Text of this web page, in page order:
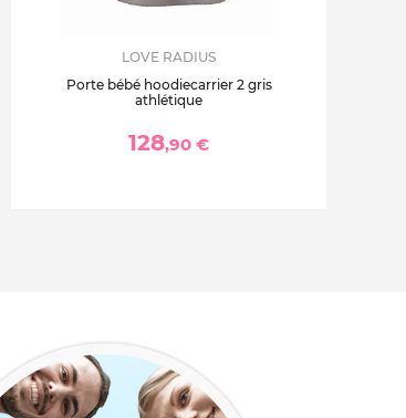
LOVE RADIUS
Porte bébé hoodiecarrier 2 gris
athlétique
128,90 €